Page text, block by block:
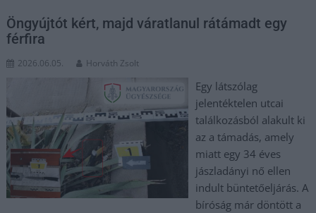
Öngyújtót kért, majd váratlanul rátámadt egy
férfira
2026.06.05. Horváth Zsolt
Egy látszólag
jelentéktelen utcai
találkozásból alakult ki
az a támadás, amely
miatt egy 34 éves
jászladányi nő ellen
indult büntetőeljárás. A
bíróság már döntött a